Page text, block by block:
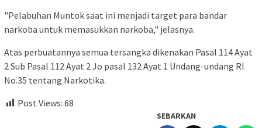
"Pelabuhan Muntok saat ini menjadi target para bandar
narkoba untuk memasukkan narkoba," jelasnya.
Atas perbuatannya semua tersangka dikenakan Pasal 114 Ayat
2 Sub Pasal 112 Ayat 2 Jo pasal 132 Ayat 1 Undang-undang RI
No.35 tentang Narkotika.
Post Views: 68
SEBARKAN